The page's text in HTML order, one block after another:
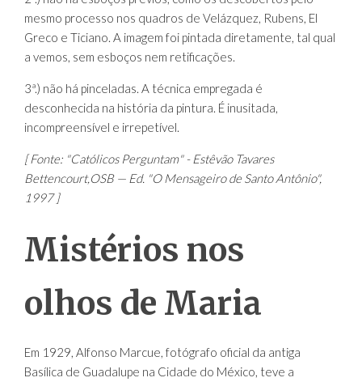
mesmo processo nos quadros de Velázquez, Rubens, El
Greco e Ticiano. A imagem foi pintada diretamente, tal qual
a vemos, sem esboços nem retificações.
3ª.) não há pinceladas. A técnica empregada é
desconhecida na história da pintura. É inusitada,
incompreensível e irrepetível.
[ Fonte: "Católicos Perguntam" - Estêvão Tavares
Bettencourt,OSB — Ed. "O Mensageiro de Santo Antônio",
1997 ]
Mistérios nos
olhos de Maria
Em 1929, Alfonso Marcue, fotógrafo oficial da antiga
Basílica de Guadalupe na Cidade do México, teve a